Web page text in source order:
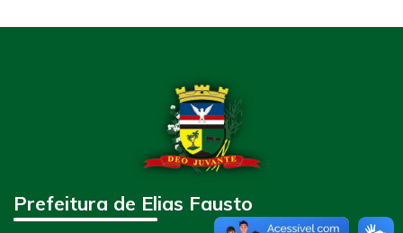
Prefeitura de Elias Fausto